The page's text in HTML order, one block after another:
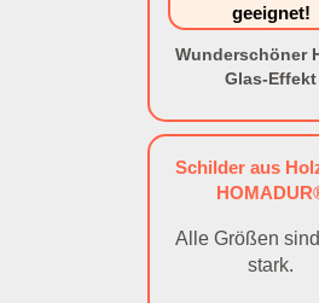
geeignet!
Wunderschöner
Glas-Effekt
Schilder aus
Alle Größen
stark.